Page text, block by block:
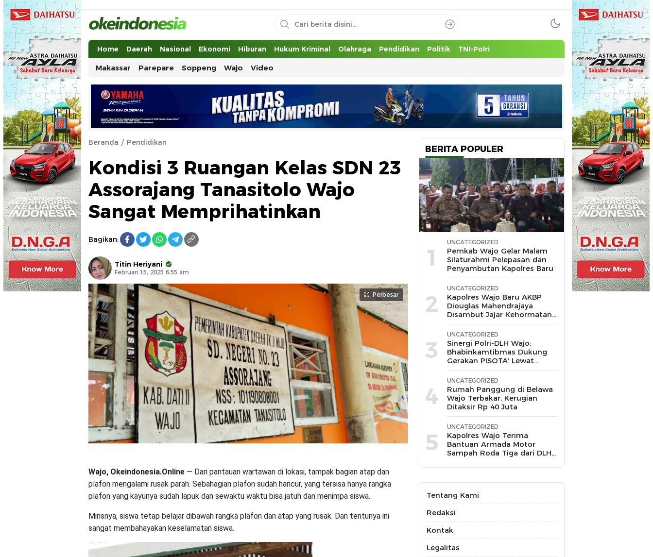
Okeindonesia.Online
Mengonlinekan Indonesia Secara Utuh
Home Daerah Nasional Ekonomi Hiburan Hukum Kriminal Olahraga Pendidikan Politik TNI-Polri
Makassar Parepare Soppeng Wajo Video
Beranda Pendidikan
Kondisi 3 Ruangan Kelas SDN 23
Assorajang Tanasitolo Wajo
Sangat Memprihatinkan
Bagikan:
Titin Heriyani
Februari 15, 2025 6:55 am
Perbesar
Wajo, Okeindonesia.Online — Dari pantauan wartawan di lokasi, tampak bagian atap dan
plafon mengalami rusak parah. Sebahagian plafon sudah hancur, yang tersisa hanya rangka
plafon yang kayunya sudah lapuk dan sewaktu waktu bisa jatuh dan menimpa siswa.
Mirisnya, siswa tetap belajar dibawah rangka plafon dan atap yang rusak. Dan tentunya ini
sangat membahayakan keselamatan siswa.
BERITA POPULER
1
UNCATEGORIZED
Pemkab Wajo Gelar Malam
Silaturahmi Pelepasan dan
Penyambutan Kapolres Baru
2
UNCATEGORIZED
Kapolres Wajo Baru AKBP
Diouglas Mahendrajaya
Disambut Jajar Kehormatan
dan Tari Padduppa
3
UNCATEGORIZED
Sinergi Polri-DLH Wajo:
Bhabinkamtibmas Dukung
Gerakan PISOTA’ Lewat
Motor Sampah
4
UNCATEGORIZED
Rumah Panggung di Belawa
Wajo Terbakar, Kerugian
Ditaksir Rp 40 Juta
5
UNCATEGORIZED
Kapolres Wajo Terima
Bantuan Armada Motor
Sampah Roda Tiga dari DLH
Peduli Lingkungan
Tentang Kami
Redaksi
Kontak
Legalitas